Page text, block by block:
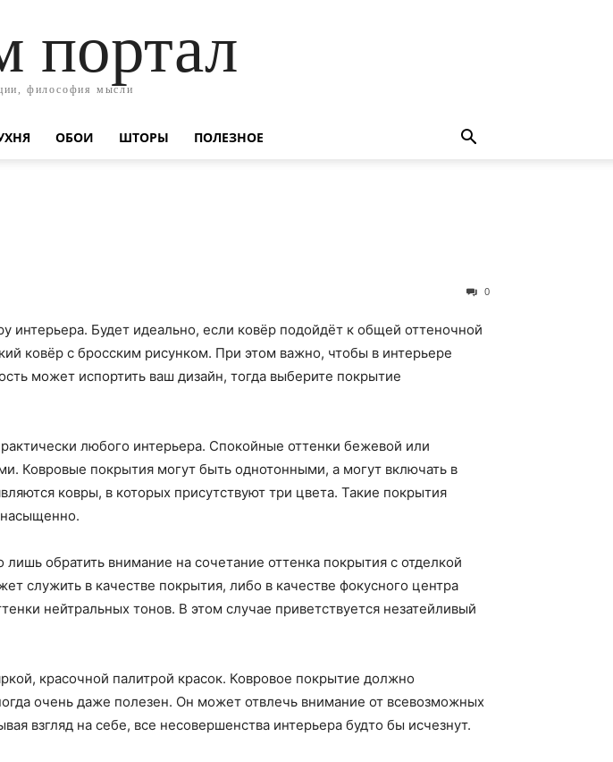
портал
философия мысли
ОБОИ ШТОРЫ ПОЛЕЗНОЕ
0
интерьера. Будет идеально, если ковёр подойдёт к общей оттеночной
ковёр с бросским рисунком. При этом важно, чтобы в интерьере
может испортить ваш дизайн, тогда выберите покрытие
любого интерьера. Спокойные оттенки бежевой или
Ковровые покрытия могут быть однотонными, а могут включать в
ковры, в которых присутствуют три цвета. Такие покрытия
насыщенно.
обратить внимание на сочетание оттенка покрытия с отделкой
служить в качестве покрытия, либо в качестве фокусного центра
нейтральных тонов. В этом случае приветствуется незатейливый
красочной палитрой красок. Ковровое покрытие должно
очень даже полезен. Он может отвлечь внимание от всевозможных
взгляд на себе, все несовершенства интерьера будто бы исчезнут.